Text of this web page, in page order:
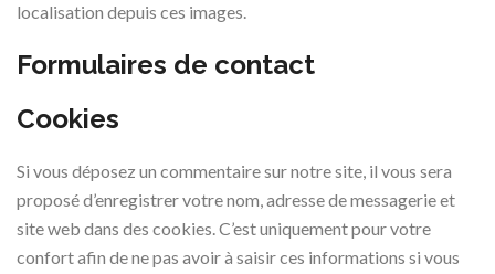
localisation depuis ces images.
Formulaires de contact
Cookies
Si vous déposez un commentaire sur notre site, il vous sera
proposé d’enregistrer votre nom, adresse de messagerie et
site web dans des cookies. C’est uniquement pour votre
confort afin de ne pas avoir à saisir ces informations si vous